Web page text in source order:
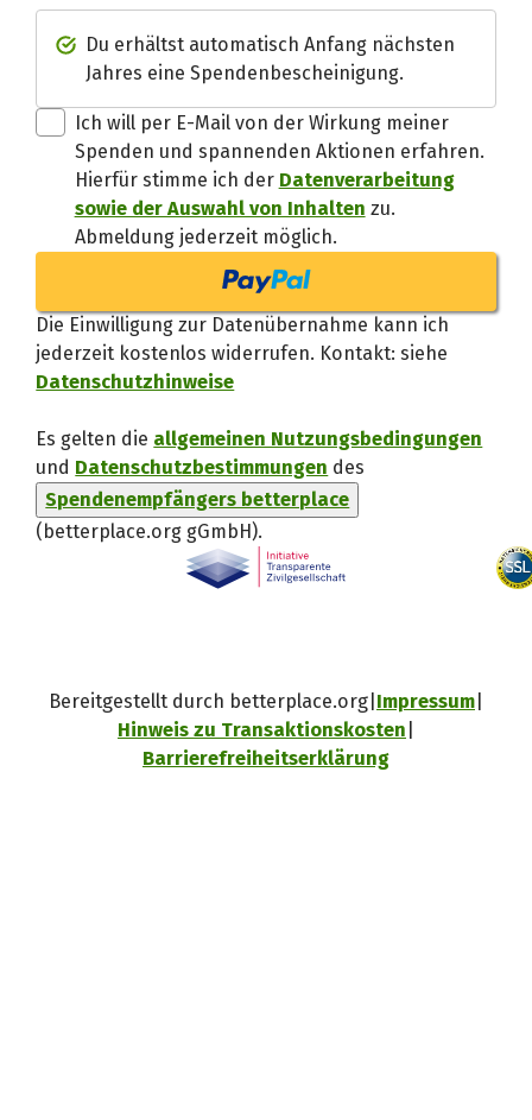
Du erhältst automatisch Anfang nächsten
Jahres eine Spendenbescheinigung.
Ich will per E-Mail von der Wirkung meiner
Spenden und spannenden Aktionen erfahren.
Hierfür stimme ich der Datenverarbeitung
sowie der Auswahl von Inhalten zu.
Abmeldung jederzeit möglich.
Die Einwilligung zur Datenübernahme kann ich
jederzeit kostenlos widerrufen. Kontakt: siehe
Datenschutzhinweise
Es gelten die allgemeinen Nutzungsbedingungen
und Datenschutzbestimmungen des
Spendenempfängers betterplace
(betterplace.org gGmbH)
Spendenempfänger
.
Bereitgestellt durch betterplace.org Impressum
Hinweis zu Transaktionskosten
Barrierefreiheitserklärung